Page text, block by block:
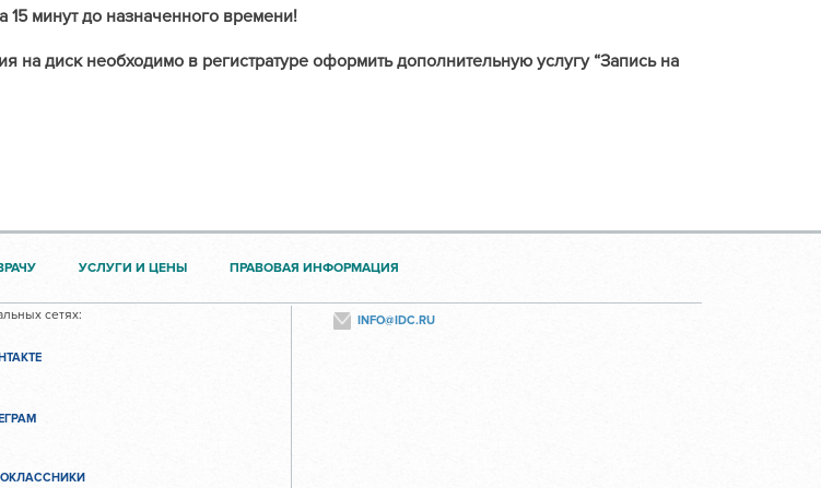
15 минут до назначенного времени!
на диск необходимо в регистратуре оформить дополнительную услугу “Запись на
УСЛУГИ И ЦЕНЫ ПРАВОВАЯ ИНФОРМАЦИЯ
сетях: INFO@IDC.RU